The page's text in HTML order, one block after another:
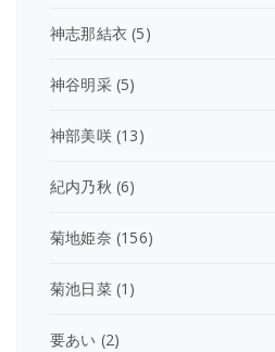
神志那結衣 (5)
神谷明采(5)
神部美咲(13)
紀内乃秋 (6)
菊地姫奈 (156)
菊池日菜(1)
要あい (2)